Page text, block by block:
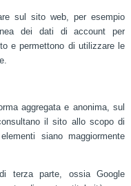
sul sito web, per esempio
dei dati di account per
e permettono di utilizzare le
aggregata e anonima, sul
il sito allo scopo di
siano maggiormente
terza parte, ossia Google